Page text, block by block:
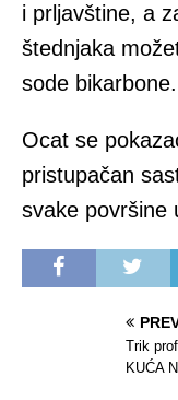
i prljavštine, a
štednjaka
sode bikarbone.
Ocat se
pristupačan
svake površine
Trik
KUĆA